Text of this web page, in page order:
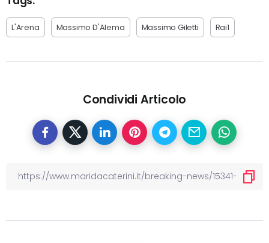
L'Arena Massimo D'Alema Massimo Giletti Rai1
Condividi Articolo